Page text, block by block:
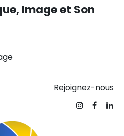
Image et Son
Rejoignez-nous